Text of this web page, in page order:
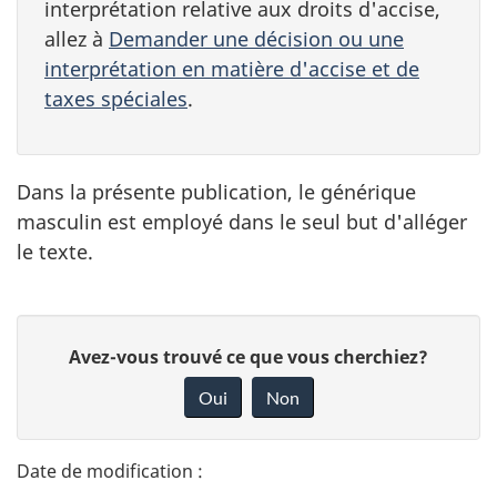
interprétation relative aux droits d'accise,
allez à Demander une décision ou une
interprétation en matière d'accise et de
taxes spéciales.
Dans la présente publication, le générique
masculin est employé dans le seul but d'alléger
le texte.
t
a
n
Avez-vous trouvé ce que vous cherchiez?
Oui Non